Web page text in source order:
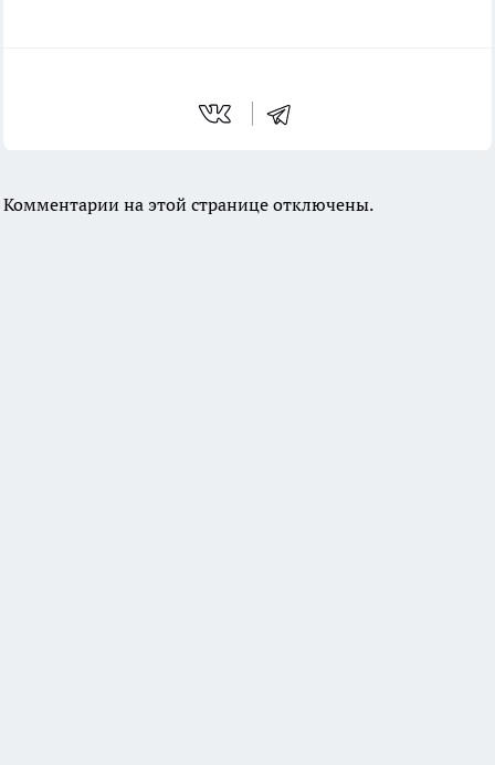
Комментарии на этой странице отключены.